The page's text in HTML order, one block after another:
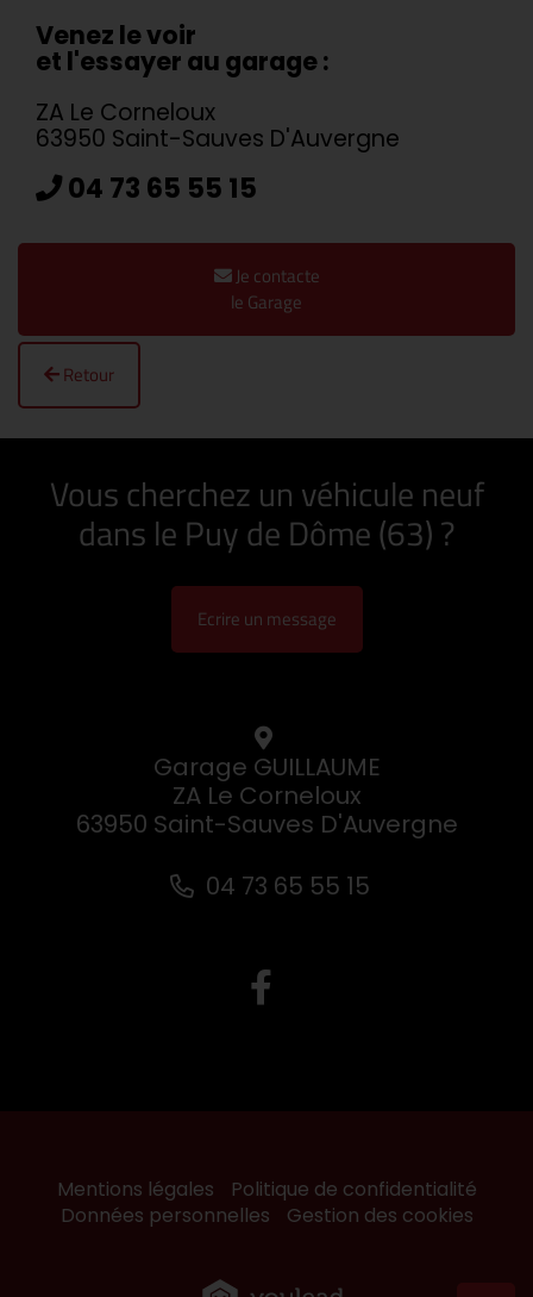
Venez le voir
et l'essayer au garage :
ZA Le Corneloux
63950 Saint-Sauves D'Auvergne
04 73 65 55 15
Je contacte
le Garage
Retour
Vous cherchez un véhicule neuf
dans le Puy de Dôme (63) ?
Ecrire un message
Garage GUILLAUME
ZA Le Corneloux
63950 Saint-Sauves D'Auvergne
04 73 65 55 15
Mentions légales
Politique de confidentialité
Données personnelles
Gestion des cookies